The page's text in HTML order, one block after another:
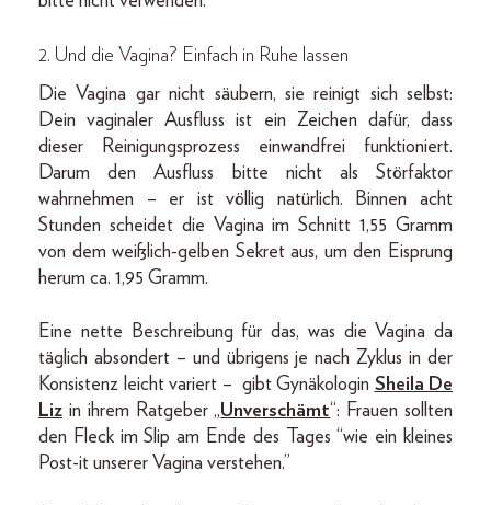
2. Und die Vagina? Einfach in Ruhe lassen
Die Vagina gar nicht säubern, sie reinigt sich selbst:
Dein vaginaler Ausfluss ist ein Zeichen dafür, dass
dieser Reinigungsprozess einwandfrei funktioniert.
Darum den Ausfluss bitte nicht als Störfaktor
wahrnehmen – er ist völlig natürlich. Binnen acht
Stunden scheidet die Vagina im Schnitt 1,55 Gramm
von dem weißlich-gelben Sekret aus, um den Eisprung
herum ca. 1,95 Gramm.
Eine nette Beschreibung für das, was die Vagina da
täglich absondert – und übrigens je nach Zyklus in der
Konsistenz leicht variert – gibt Gynäkologin Sheila De
Liz in ihrem Ratgeber „Unverschämt“: Frauen sollten
den Fleck im Slip am Ende des Tages “wie ein kleines
Post-it unserer Vagina verstehen.”